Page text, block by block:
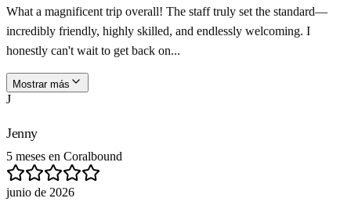
What a magnificent trip overall! The staff truly set the standard—
incredibly friendly, highly skilled, and endlessly welcoming. I
honestly can't wait to get back on...
Mostrar más
J
Jenny
5 meses en Coralbound
junio de 2026